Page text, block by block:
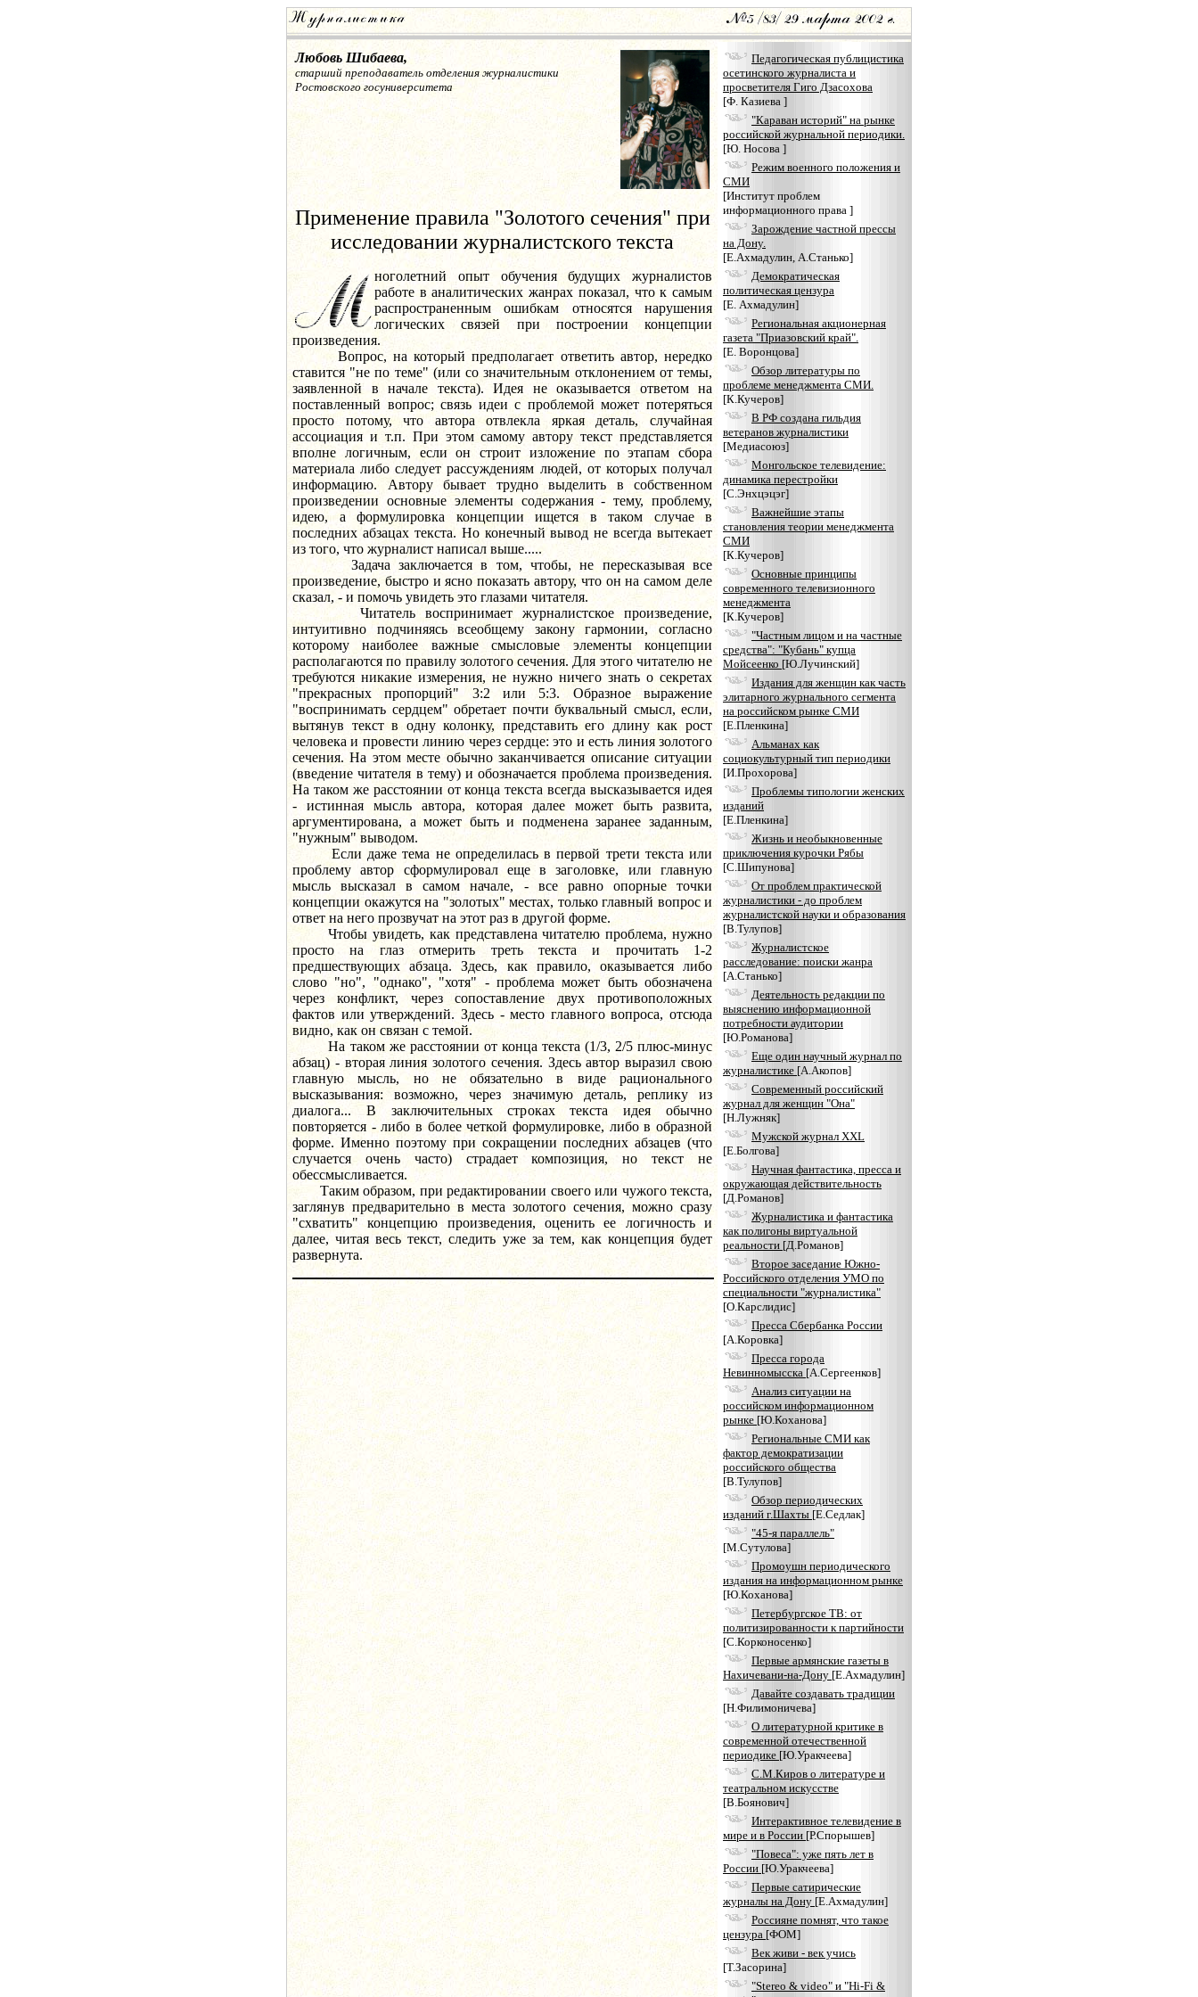
Любовь Шибаева,
старший преподаватель отделения журналистики
Ростовского госуниверситета
Применение правила "Золотого сечения" при
исследовании журналистского текста
ноголетний опыт обучения будущих журналистов
работе в аналитических жанрах показал, что к самым
распространенным ошибкам относятся нарушения
логических связей при построении концепции
произведения.
Вопрос, на который предполагает ответить автор, нередко
ставится "не по теме" (или со значительным отклонением от темы,
заявленной в начале текста). Идея не оказывается ответом на
поставленный вопрос; связь идеи с проблемой может потеряться
просто потому, что автора отвлекла яркая деталь, случайная
ассоциация и т.п. При этом самому автору текст представляется
вполне логичным, если он строит изложение по этапам сбора
материала либо следует рассуждениям людей, от которых получал
информацию. Автору бывает трудно выделить в собственном
произведении основные элементы содержания - тему, проблему,
идею, а формулировка концепции ищется в таком случае в
последних абзацах текста. Но конечный вывод не всегда вытекает
из того, что журналист написал выше.....
Задача заключается в том, чтобы, не пересказывая все
произведение, быстро и ясно показать автору, что он на самом деле
сказал, - и помочь увидеть это глазами читателя.
Читатель воспринимает журналистское произведение,
интуитивно подчиняясь всеобщему закону гармонии, согласно
которому наиболее важные смысловые элементы концепции
располагаются по правилу золотого сечения. Для этого читателю не
требуются никакие измерения, не нужно ничего знать о секретах
"прекрасных пропорций" 3:2 или 5:3. Образное выражение
"воспринимать сердцем" обретает почти буквальный смысл, если,
вытянув текст в одну колонку, представить его длину как рост
человека и провести линию через сердце: это и есть линия золотого
сечения. На этом месте обычно заканчивается описание ситуации
(введение читателя в тему) и обозначается проблема произведения.
На таком же расстоянии от конца текста всегда высказывается идея
- истинная мысль автора, которая далее может быть развита,
аргументирована, а может быть и подменена заранее заданным,
"нужным" выводом.
Если даже тема не определилась в первой трети текста или
проблему автор сформулировал еще в заголовке, или главную
мысль высказал в самом начале, - все равно опорные точки
концепции окажутся на "золотых" местах, только главный вопрос и
ответ на него прозвучат на этот раз в другой форме.
Чтобы увидеть, как представлена читателю проблема, нужно
просто на глаз отмерить треть текста и прочитать 1-2
предшествующих абзаца. Здесь, как правило, оказывается либо
слово "но", "однако", "хотя" - проблема может быть обозначена
через конфликт, через сопоставление двух противоположных
фактов или утверждений. Здесь - место главного вопроса, отсюда
видно, как он связан с темой.
На таком же расстоянии от конца текста (1/3, 2/5 плюс-минус
абзац) - вторая линия золотого сечения. Здесь автор выразил свою
главную мысль, но не обязательно в виде рационального
высказывания: возможно, через значимую деталь, реплику из
диалога... В заключительных строках текста идея обычно
повторяется - либо в более четкой формулировке, либо в образной
форме. Именно поэтому при сокращении последних абзацев (что
случается очень часто) страдает композиция, но текст не
обессмысливается.
Таким образом, при редактировании своего или чужого текста,
заглянув предварительно в места золотого сечения, можно сразу
"схватить" концепцию произведения, оценить ее логичность и
далее, читая весь текст, следить уже за тем, как концепция будет
развернута.
Педагогическая публицистика
осетинского журналиста и
просветителя Гиго Дзасохова
[Ф. Казиева ]
"Караван историй" на рынке
российской журнальной периодики.
[Ю. Носова ]
Режим военного положения и
СМИ
[Институт проблем
информационного права ]
Зарождение частной прессы
на Дону.
[Е.Ахмадулин, А.Станько]
Демократическая
политическая цензура
[Е. Ахмадулин]
Региональная акционерная
газета "Приазовский край".
[Е. Воронцова]
Обзор литературы по
проблеме менеджмента СМИ.
[К.Кучеров]
В РФ создана гильдия
ветеранов журналистики
[Медиасоюз]
Монгольское телевидение:
динамика перестройки
[С.Энхцэцэг]
Важнейшие этапы
становления теории менеджмента
СМИ
[К.Кучеров]
Основные принципы
современного телевизионного
менеджмента
[К.Кучеров]
"Частным лицом и на частные
средства": "Кубань" купца
Мойсеенко [Ю.Лучинский]
Издания для женщин как часть
элитарного журнального сегмента
на российском рынке СМИ
[Е.Пленкина]
Альманах как
социокультурный тип периодики
[И.Прохорова]
Проблемы типологии женских
изданий
[Е.Пленкина]
Жизнь и необыкновенные
приключения курочки Рябы
[С.Шипунова]
От проблем практической
журналистики - до проблем
журналистской науки и образования
[В.Тулупов]
Журналистское
расследование: поиски жанра
[А.Станько]
Деятельность редакции по
выяснению информационной
потребности аудитории
[Ю.Романова]
Еще один научный журнал по
журналистике [А.Акопов]
Современный российский
журнал для женщин "Она"
[Н.Лужняк]
Мужской журнал XXL
[Е.Болгова]
Научная фантастика, пресса и
окружающая действительность
[Д.Романов]
Журналистика и фантастика
как полигоны виртуальной
реальности [Д.Романов]
Второе заседание Южно-
Российского отделения УМО по
специальности "журналистика"
[О.Карслидис]
Пресса Сбербанка России
[А.Коровка]
Пресса города
Невинномысска [А.Сергеенков]
Анализ ситуации на
российском информационном
рынке [Ю.Коханова]
Региональные СМИ как
фактор демократизации
российского общества
[В.Тулупов]
Обзор периодических
изданий г.Шахты [Е.Седлак]
"45-я параллель"
[М.Сутулова]
Промоушн периодического
издания на информационном рынке
[Ю.Коханова]
Петербургское ТВ: от
политизированности к партийности
[С.Корконосенко]
Первые армянские газеты в
Нахичевани-на-Дону [Е.Ахмадулин]
Давайте создавать традиции
[Н.Филимоничева]
О литературной критике в
современной отечественной
периодике [Ю.Уракчеева]
С.М.Киров о литературе и
театральном искусстве
[В.Боянович]
Интерактивное телевидение в
мире и в России [Р.Спорышев]
"Повеса": уже пять лет в
России [Ю.Уракчеева]
Первые сатирические
журналы на Дону [Е.Ахмадулин]
Россияне помнят, что такое
цензура [ФОМ]
Век живи - век учись
[Т.Засорина]
"Stereo & video" и "Hi-Fi &